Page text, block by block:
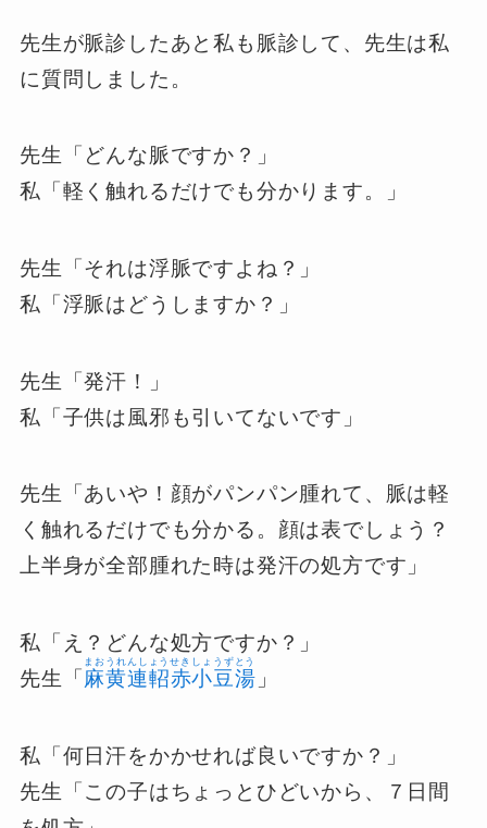
先生が脈診したあと私も脈診して、先生は私
に質問しました。
先生「どんな脈ですか？」
私「軽く触れるだけでも分かります。」
先生「それは浮脈ですよね？」
私「浮脈はどうしますか？」
先生「発汗！」
私「子供は風邪も引いてないです」
先生「あいや！顔がパンパン腫れて、脈は軽
く触れるだけでも分かる。顔は表でしょう？
上半身が全部腫れた時は発汗の処方です」
私「え？どんな処方ですか？」
先生「 麻黄連軺赤小豆湯
まおうれんしょうせきしょうずとう
」
私「何日汗をかかせれば良いですか？」
先生「この子はちょっとひどいから、７日間